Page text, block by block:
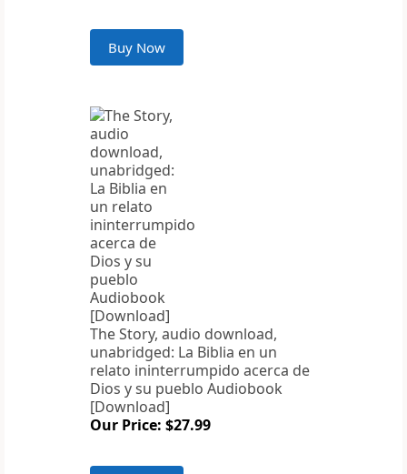
Buy Now
The Story, audio download,
unabridged: La Biblia en un
relato ininterrumpido acerca de
Dios y su pueblo Audiobook
[Download]
Our Price: $27.99